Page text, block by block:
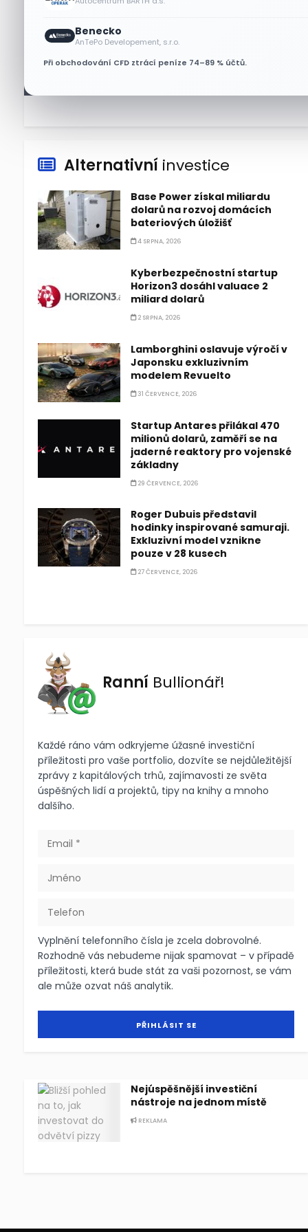
Benecko
AnTePo Developement, s.r.o.
Při obchodování CFD ztrácí peníze 74–89 % účtů.
Tesla míří na obrovský trh
samořiditelných aut. Akcie
reagují růstem
Alternativní investice
Base Power získal miliardu
dolarů na rozvoj domácích
bateriových úložišť
4 SRPNA, 2026
Kyberbezpečnostní startup
Horizon3 dosáhl valuace 2
miliard dolarů
2 SRPNA, 2026
Lamborghini oslavuje výročí v
Japonsku exkluzivním
modelem Revuelto
31 ČERVENCE, 2026
Startup Antares přilákal 470
milionů dolarů, zaměří se na
jaderné reaktory pro vojenské
základny
29 ČERVENCE, 2026
Roger Dubuis představil
hodinky inspirované samuraji.
Exkluzivní model vznikne
pouze v 28 kusech
27 ČERVENCE, 2026
Ranní Bullionář!
Každé ráno vám odkryjeme úžasné investiční
příležitosti pro vaše portfolio, dozvíte se nejdůležitější
zprávy z kapitálových trhů, zajímavosti ze světa
úspěšných lidí a projektů, tipy na knihy a mnoho
dalšího.
Vyplnění telefonního čísla je zcela dobrovolné.
Rozhodně vás nebudeme nijak spamovat – v případě
příležitosti, která bude stát za vaši pozornost, se vám
ale může ozvat náš analytik.
Nejúspěšnější investiční
nástroje na jednom místě
REKLAMA